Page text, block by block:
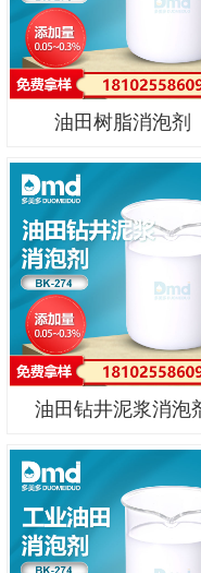
油田树脂消泡剂
油田钻井泥浆消泡